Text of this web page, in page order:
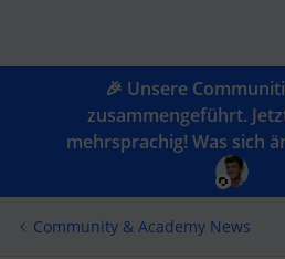
🎉 Unsere
zusammengeführt.
mehrsprachig! Was sich
Community & Academy News